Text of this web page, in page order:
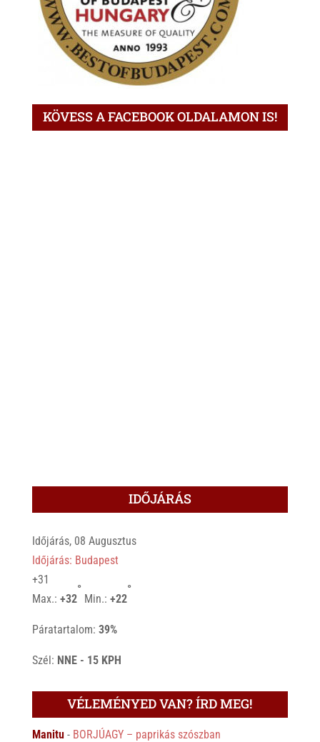
KÖVESS A FACEBOOK OLDALAMON IS!
IDŐJÁRÁS
Időjárás, 08 Augusztus
Időjárás: Budapest
+31
Max.: +32
°
Min.: +22
°
Páratartalom: 39%
Szél: NNE - 15 KPH
VÉLEMÉNYED VAN? ÍRD MEG!
Manitu- BORJÚAGY – paprikás szószban